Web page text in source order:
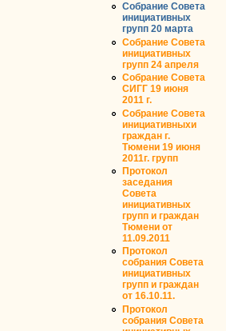
Собрание Совета
инициативных
групп 20 марта
Собрание Совета
инициативных
групп 24 апреля
Собрание Совета
СИГГ 19 июня
2011 г.
Собрание Совета
инициативныхи
граждан г.
Тюмени 19 июня
2011г. групп
Протокол
заседания
Совета
инициативных
групп и граждан
Тюмени от
11.09.2011
Протокол
собрания Совета
инициативных
групп и граждан
от 16.10.11.
Протокол
собрания Совета